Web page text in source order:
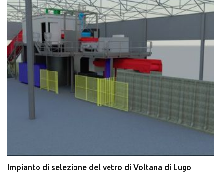
Impianto di selezione del vetro di Voltana di Lugo